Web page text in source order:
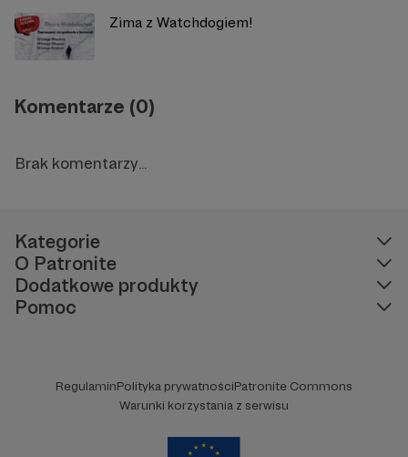
Zima z Watchdogiem!
Komentarze (0)
Brak komentarzy...
Kategorie
O Patronite
Dodatkowe produkty
Pomoc
RegulaminPolityka prywatnościPatronite Commons
Warunki korzystania z serwisu